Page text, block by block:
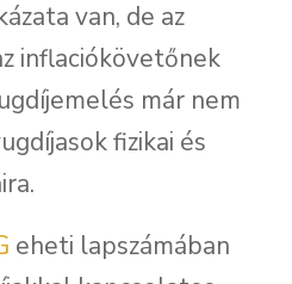
van, de az
inflaciókövetőnek
már nem
fizikai és
eheti lapszámában